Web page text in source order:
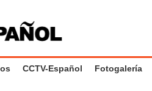
CCTV-Español Fotogalería